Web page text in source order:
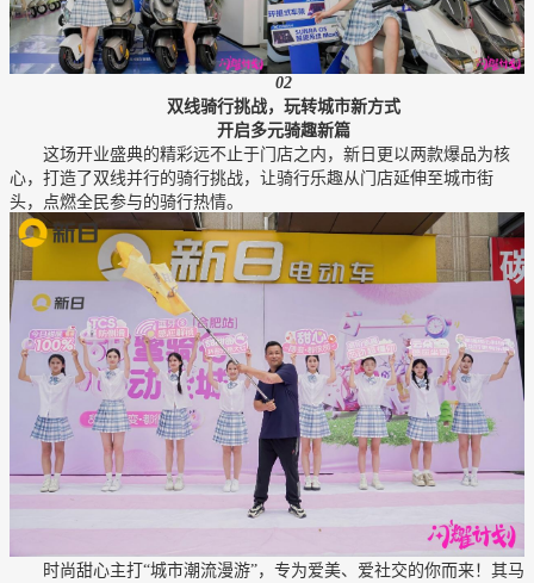
02
双线骑行挑战，玩转城市新方式
开启多元骑趣新篇
这场开业盛典的精彩远不止于门店之内，新日更以两款爆品为核
心，打造了双线并行的骑行挑战，让骑行乐趣从门店延伸至城市街
头，点燃全民参与的骑行热情。
时尚甜心主打“城市潮流漫游”，专为爱美、爱社交的你而来！其马